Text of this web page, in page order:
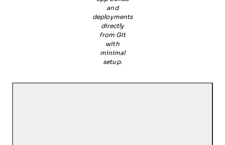
and
deployments
directly
from Git
with
minimal
setup.